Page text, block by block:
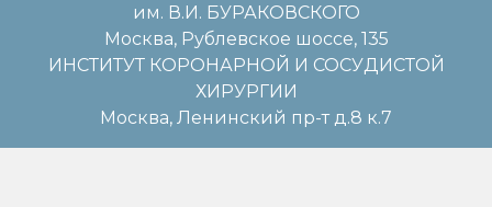
им. В.И. БУРАКОВСКОГО
Москва, Рублевское шоссе, 135
ИНСТИТУТ КОРОНАРНОЙ И СОСУДИСТОЙ
ХИРУРГИИ
Москва, Ленинский пр-т д.8 к.7